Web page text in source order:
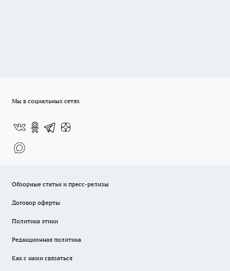
Мы в социальных сетях
Обзорные статьи и пресс-релизы
Договор оферты
Политика этики
Редакционная политика
Как с нами связаться